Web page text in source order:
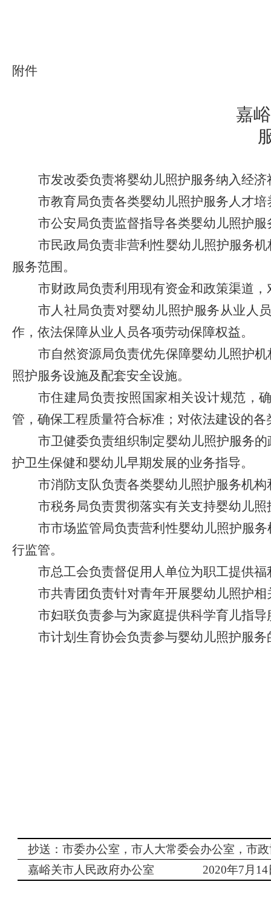
附件
嘉
市发改委负责将婴幼儿照护服务纳入经
市教育局负责各类婴幼儿照护服务人才培
市公安局负责监督指导各类婴幼儿照护
市民政局负责非营利性婴幼儿照护服务
服务范围。
市财政局负责利用现有资金和政策渠道
市人社局负责对婴幼儿照护服务从业人
作，依法保障从业人员各项劳动保障权益。
市自然资源局负责优先保障婴幼儿照护
照护服务设施及配套安全设施。
市住建局负责按照国家相关设计规范，
管，确保工程质量符合标准；对依法建设的
市卫健委负责组织制定婴幼儿照护服务
护卫生保健和婴幼儿早期发展的业务指导。
市消防支队负责各类婴幼儿照护服务机
市税务局负责贯彻落实有关支持婴幼儿
市市场监管局负责营利性婴幼儿照护服
行监管。
市总工会负责督促用人单位为职工提供
市共青团负责针对青年开展婴幼儿照护
市妇联负责参与为家庭提供科学育儿指导
市计划生育协会负责参与婴幼儿照护服
抄送：市委办公室，市人大常委会办公室，市
嘉峪关市人民政府办公室 2020年7 月 14